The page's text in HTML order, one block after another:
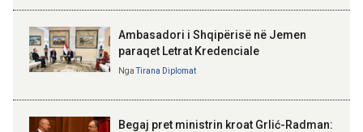
Kosovë!
Ambasadori i Shqipërisë në Jemen
paraqet Letrat Kredenciale
NgaTirana Diplomat
Begaj pret ministrin kroat Grlić-Radman: